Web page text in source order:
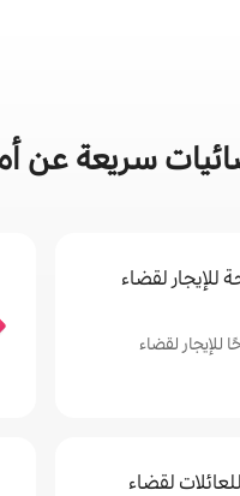
سريعة عن
للإيجار لقضاء
متاحًا للإيجار لقضاء
لقضاء